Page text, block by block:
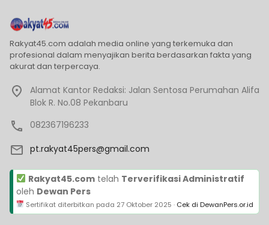
Rakyat45.com adalah media online yang terkemuka dan
profesional dalam menyajikan berita berdasarkan fakta yang
akurat dan terpercaya.
Alamat Kantor Redaksi: Jalan Sentosa Perumahan Alifa
Blok R. No.08 Pekanbaru
082367196233
pt.rakyat45pers@gmail.com
Rakyat45.comtelah Terverifikasi Administratif
oleh Dewan Pers
Sertifikat diterbitkan pada 27 Oktober 2025 · Cek di DewanPers.or.id